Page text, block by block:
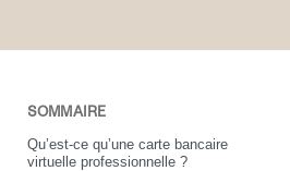
SOMMAIRE
Qu’est-ce qu’une carte bancaire
virtuelle professionnelle ?